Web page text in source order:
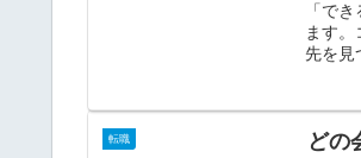
「で
ます
先を見
転職
どの